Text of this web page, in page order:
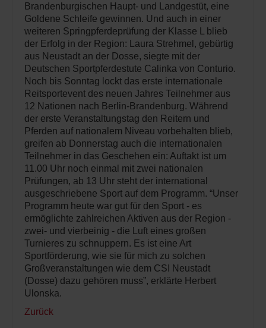
Brandenburgischen Haupt- und Landgestüt, eine
Goldene Schleife gewinnen. Und auch in einer
weiteren Springpferdeprüfung der Klasse L blieb
der Erfolg in der Region: Laura Strehmel, gebürtig
aus Neustadt an der Dosse, siegte mit der
Deutschen Sportpferdestute Calinka von Conturio.
Noch bis Sonntag lockt das erste internationale
Reitsportevent des neuen Jahres Teilnehmer aus
12 Nationen nach Berlin-Brandenburg. Während
der erste Veranstaltungstag den Reitern und
Pferden auf nationalem Niveau vorbehalten blieb,
greifen ab Donnerstag auch die internationalen
Teilnehmer in das Geschehen ein: Auftakt ist um
11.00 Uhr noch einmal mit zwei nationalen
Prüfungen, ab 13 Uhr steht der international
ausgeschriebene Sport auf dem Programm. “Unser
Programm heute war gut für den Sport - es
ermöglichte zahlreichen Aktiven aus der Region -
zwei- und vierbeinig - die Luft eines großen
Turnieres zu schnuppern. Es ist eine Art
Sportförderung, wie sie für mich zu solchen
Großveranstaltungen wie dem CSI Neustadt
(Dosse) dazu gehören muss”, erklärte Herbert
Ulonska.
Zurück